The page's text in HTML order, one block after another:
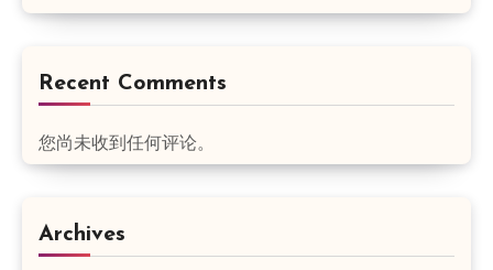
Recent Comments
您尚未收到任何评论。
Archives